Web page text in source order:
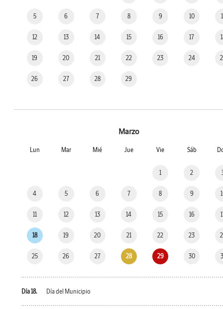
5 6 7 8 9 10
12 13 14 15 16 17
19 20 21 22 23 24
26 27 28 29
Marzo
Lun Mar Mié Jue Vie Sáb
1 2
4 5 6 7 8 9
11 12 13 14 15 16
18 19 20 21 22 23
25 26 27 28 29 30
Día 18. Día del Municipio